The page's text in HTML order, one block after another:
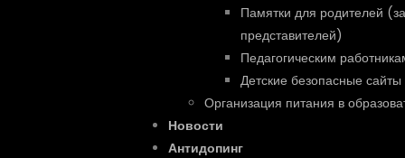
Памятки для родителей
представителей)
Педагогическим
Детские безопасные сайты
Организация питания в
Новости
Антидопинг